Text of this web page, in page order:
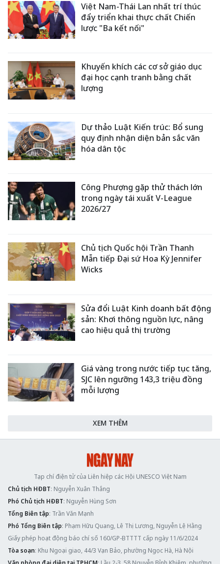
Việt Nam-Thái Lan nhất trí thúc
đẩy triển khai thực chất Chiến
lược "Ba kết nối"
Khuyến khích các cơ sở giáo dục
đại học cạnh tranh bằng chất
lượng
Dự thảo Luật Kiến trúc: Bổ sung
quy định nhận diện bản sắc văn
hóa dân tộc
Công Phượng gặp thử thách lớn
trong ngày tái xuất V-League
2026/27
Chủ tịch Quốc hội Trần Thanh
Mẫn tiếp Đại sứ Hoa Kỳ Jennifer
Wicks
Sửa đổi Luật Kinh doanh bất động
sản: Khơi thông nguồn lực, nâng
cao hiệu quả thị trường
Giá vàng trong nước tiếp tục tăng,
SJC lên ngưỡng 143,3 triệu đồng
mỗi lượng
XEM THÊM
Tạp chí điện tử của Liên hiệp các Hội UNESCO Việt Nam
Chủ tịch HĐBT: Nguyễn Xuân Thắng
Phó Chủ tịch HĐBT: Nguyễn Hùng Sơn
Tổng Biên tập: Trần Văn Mạnh
Phó Tổng Biên tập: Phạm Hữu Quang, Lê Thị Lương, Nguyễn Lệ Hằng
Giấy phép hoạt động báo chí số 160/GP-BTTTT cấp ngày 11/6/2024
Tòa soạn: Khu Ngoại giao, 44/3 Vạn Bảo, phường Ngọc Hà, Hà Nội